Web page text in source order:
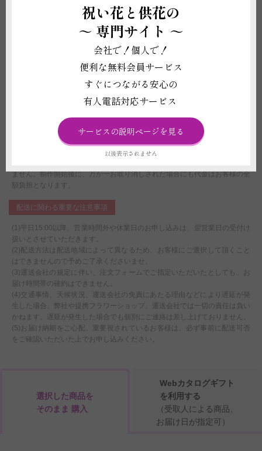
状、色の濃淡が個々に異なる場合があります。また、ガラス製のベースは気
泡や筋のようなものが入っている場合がありますが、手作りの生産工程上発
生するものであり不良品ではございません。
(2)退色や破損を防ぐため、直射日光・火気・暖房器具の熱が当たる場所、
温度差の激しい場所には置かないでください。生花ではないため枯れる事は
ございませんが、管理状態が悪い場合による劣化は避けられません。商品は
お求め時の状態維持を期間保証するものではございません。
(3)立札や花器などの資材の形状（素材）は見本写真との差異が発生する場
(4)宅配便で配送したスタンドは、お届け先様で台の上にお花を載せていた
だく必要がございます。尚、設置方法の説明用紙を同封してお届けいたしま
(5)宅配便で配送したスタンドは、お届け先での処分が必要です。手持ちで
お届けし用途が終了したスタンドは回収させていただく商品となります。
ません。制作開始後に、万が一お取り消しされた場合にも代金はお客様の全
額負担となります。
配送に関わる重要な注意事項
(1)平日15:00以降、営業時間外や休業日のお申し込みは、翌営業日の受付け
扱いとさせていただきます。
(2)配送方法は配送地域によって異なるため、お客様にご選択して頂くこと
はできませんので予めご了承くださいませ。
(3)運送会社の規定に伴い、注文フォームでご指定いただいたとしても、お
届け時間帯の確約はできません。
(4)交通事情、天候状況、運送会社の免責にあたる理由などにより遅延が発
生した場合、弊社や提携フラワーショップ、運送会社では一切の責任は負い
かねます。遅延が発生した場合でも個別にご連絡は差し上げておりません。
(5)お届け納期をご心配、重要視されているお客様は、必ず事前に配送可否
をご確認いただいた上でお申し込みください。
選択した商品を
そのまま 購入
Webカタログギフト
を利用する
（受取人による商品、
お届け日が指定可）
祝い花と供花の
～ 専門サイト ～
会社で！個人で！
便利な無料会員サービス
すぐにつながる安心の
有人電話対応サービス
サービスの説明ページを見る
以後表示されません